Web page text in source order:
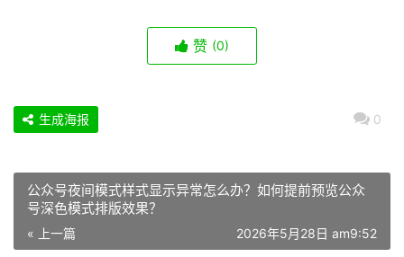
赞 (0)
0
生成海报
公众号夜间模式样式显示异常怎么办？如何提前预览公众
号深色模式排版效果？
« 上一篇 2026年5月28日 am9:52